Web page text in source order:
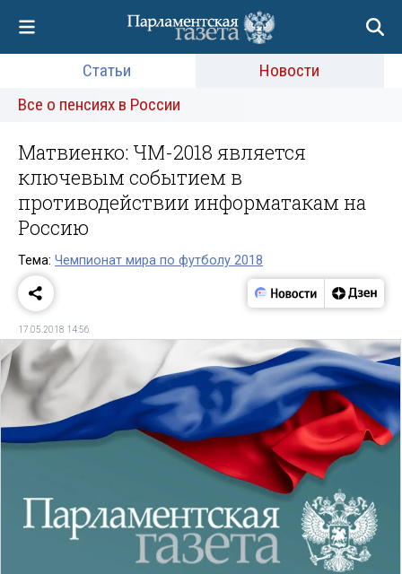
Статьи
Новости
Все о пенсиях в России
Матвиенко: ЧМ-2018 является
ключевым событием в
противодействии информатакам на
Россию
Тема: Чемпионат мира по футболу 2018
17.05.2018 14:56